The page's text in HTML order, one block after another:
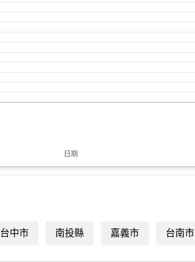
台中市 南投縣 嘉義市 台南市